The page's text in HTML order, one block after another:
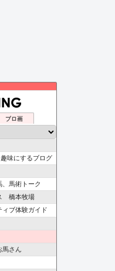
ブロ画
味にするブログ
、馬術トーク
橋本牧場
ィブ体験ガイド
馬さん